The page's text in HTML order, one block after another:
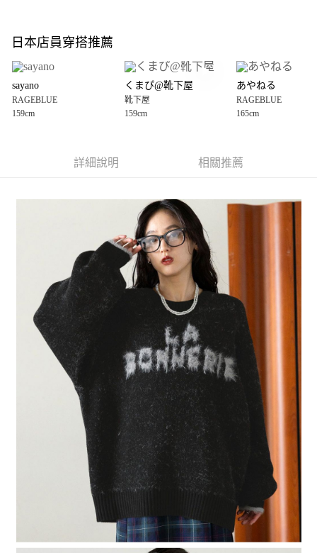
全盈+PAY
大哥付你分期
【大哥付你分期使用說明】
1.本服務由台灣大哥大提供，台灣大哥大用戶可立即使用無須另外申請。
2.付款方式選擇「大哥付你分期」，訂單成立後會自動跳轉到大哥付的交易
3.實際核准額度、可分期數及費用金額請依後續交易確認頁面所載為準。
4.訂單成立30分鐘內，如未前往確認交易或遇審核未通過，訂單將自動取
1.分期款項不併入電信帳單，「大哥付你分期」於每月結算日後寄送繳費提
2.透過簡訊連結打開帳單後，可選擇「超商條碼／台灣大直營門市／銀行轉
帳／街口支付／iPASS MONEY」等通路繳費。
【注意事項】
1.本服務係由「台灣大哥大股份有限公司」（以下簡稱本公司）所提供，讓
用戶於交易時，得透過本服務購買商品或服務，並由商店將買賣／分期付款
買賣價金債權讓與本公司後，依約使用本公司帳單繳交帳款。
2.基於同意付款使用「大哥付你分期」之契約關係目的，商店將以您的個人
資料（包含姓名、電話或地址）提供予台灣大哥大進項蒐集、處理及利用，
由本公司與您本人進行分期帳單所需資料之確認、核對及更正。
3.完整用戶服務條款，請詳閱以下連結：https://oppay.tw/userRule
AFTEE先享後付
３．安心：先確認商品／服務後，再付款。
【「AFTEE先享後付」結帳流程】
１．於結帳方式選擇「AFTEE先享後付」後，將跳轉至「AFTEE先享後付」
結帳頁面，進行簡訊認證並確認金額後，即可完成結帳。
２．訂單成立數日內，您將收到繳費通知簡訊。
３．收到繳費通知簡訊後14天內，點擊此簡訊中的連結，可透過四大超商／
ATM／網路銀行／等多元方式進行付款，方視為交易完成。
※ 請注意：結帳手續完成當下不需立刻繳費，但若您需要取消訂單，請聯絡
購買商品的店家。未經商家同意取消之訂單仍視為有效，需透過AFTEE先享
後付繳納相關費用。
※ 交易是否成功請以「AFTEE先享後付 」之結帳頁面顯示為準，若有關於
是否繳費成功／繳費後需取消欲退款等相關疑問，請聯繫「AFTEE先享後付
客戶支援中心」https://netprotections.freshdesk.com/support/home
１．透過由恩沛科技股份有限公司提供之「AFTEE先享後付」服務完成之交
易，需依本服務之必要範圍內提供個人資料，並將交易相關給付款項請求債
權轉讓予恩沛科技股份有限公司。
２．關於個人資料處理事宜，請瀏覽以下網址：
https://aftee.tw/terms/#terms3
３．未成年的使用者請事先徵得法定代理人或監護人之同意方可使用
「AFTEE先享後付」，若未經同意申辦者引起之損失，本公司不負相關責
４．使用「AFTEE先享後付」時，將依據個別帳號之用戶狀況，依本公司即
時審查核予不同之上限額度；若仍有額度不足之情形，本公司將視審查結果
請求用戶進行身份認證。
５．嚴禁一人註冊多個帳號或使用他人資訊註冊。若發現惡意使用之情形，
恩沛科技股份有限公司將有權停止該用戶之使用額度並採取法律行動。
每筆NT$80，滿NT$1,500(含以上)免運費
每筆NT$80，滿NT$1,500(含以上)免運費
7-11 取貨付款
每筆NT$80，滿NT$1,500(含以上)免運費
付款後 7-11取貨
每筆NT$80，滿NT$1,500(含以上)免運費
每筆NT$80，滿NT$1,500(含以上)免運費
日本店員穿搭推薦
sayano
RAGEBLUE
159cm
くまぴ@靴下屋
靴下屋
159cm
あやねる
RAGEBLUE
165cm
詳細說明 相關推薦